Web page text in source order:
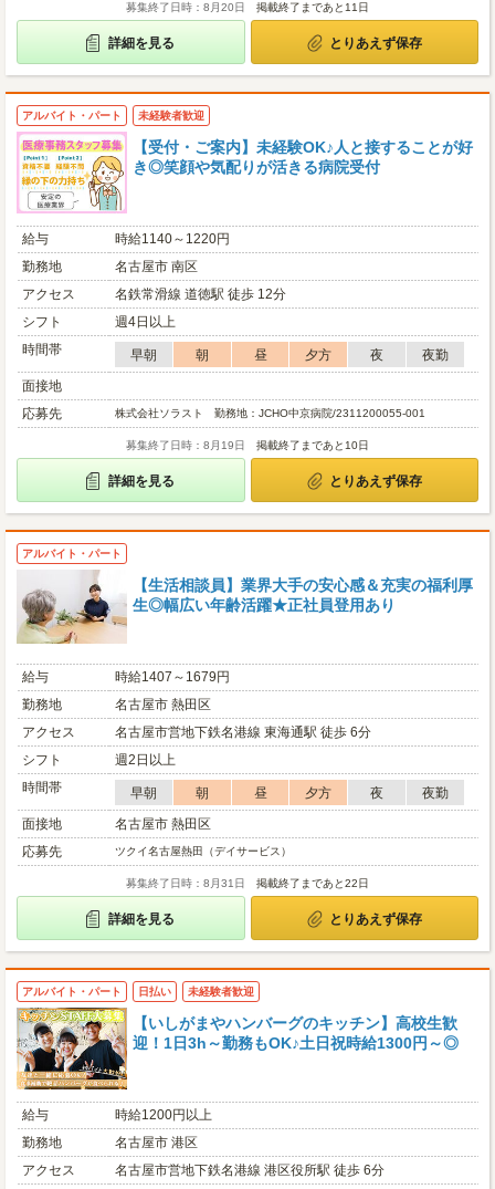
募集終了日時：8月20日 掲載終了まであと11日
詳細を見る とりあえず保存
アルバイト・パート 未経験者歓迎
【受付・ご案内】未経験OK♪人と接することが好
き◎笑顔や気配りが活きる病院受付
給与
時給1140～1220円
勤務地
名古屋市 南区
アクセス
名鉄常滑線 道徳駅 徒歩 12分
シフト
週4日以上
時間帯
早朝 朝 昼 夕方 夜
夜勤
面接地
応募先
株式会社ソラスト 勤務地：JCHO中京病院/2311200055-001
募集終了日時：8月19日 掲載終了まであと10日
詳細を見る とりあえず保存
アルバイト・パート
【生活相談員】業界大手の安心感＆充実の福利厚
生◎幅広い年齢活躍★正社員登用あり
給与
時給1407～1679円
勤務地
名古屋市 熱田区
アクセス
名古屋市営地下鉄名港線 東海通駅 徒歩 6分
シフト
週2日以上
時間帯
早朝 朝 昼 夕方 夜
夜勤
面接地
名古屋市 熱田区
応募先
ツクイ名古屋熱田（デイサービス）
募集終了日時：8月31日 掲載終了まであと22日
詳細を見る とりあえず保存
アルバイト・パート 日払い 未経験者歓迎
【いしがまやハンバーグのキッチン】高校生歓
迎！1日3h～勤務もOK♪土日祝時給1300円～◎
給与
時給1200円以上
勤務地
名古屋市 港区
アクセス
名古屋市営地下鉄名港線 港区役所駅 徒歩 6分